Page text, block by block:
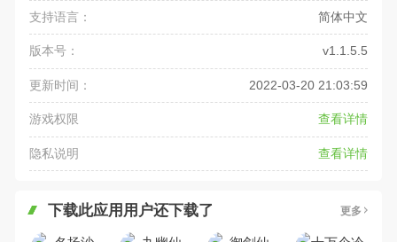
支持语言： 简体中文
版本号： v1.1.5.5
更新时间： 2022-03-20 21:03:59
游戏权限 查看详情
隐私说明 查看详情
下载此应用用户还下载了 更多